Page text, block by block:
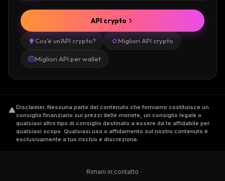
Cos'è un'API crypto? Migliori API crypto
Migliori API per wallet
API crypto
Disclaimer. Nessuna parte del contenuto che forniamo costituisce un
consiglio finanziario sui prezzi delle monete, un consiglio legale o
qualsiasi altro tipo di consiglio destinato a essere da te affidabile per
qualsiasi scopo. Qualsiasi uso o affidamento sul nostro contenuto è
esclusivamente a tuo rischio e discrezione.
Rimani in contatto